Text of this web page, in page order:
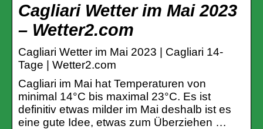
Cagliari Wetter im Mai 2023
– Wetter2.com
Cagliari Wetter im Mai 2023 | Cagliari 14-
Tage | Wetter2.com
Cagliari im Mai hat Temperaturen von
minimal 14°C bis maximal 23°C. Es ist
definitiv etwas milder im Mai deshalb ist es
eine gute Idee, etwas zum Überziehen …